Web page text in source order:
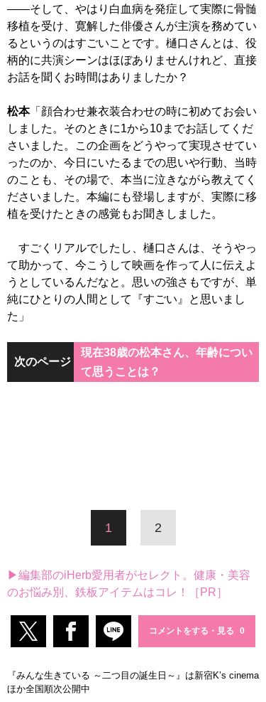
――そして、やはり白血病を発症して実際に骨髄
移植を受け、寛解した俳優さんが主演を務めてい
るというのはすごいことです。樋口さんとは、役
柄的に共演シーンはほぼありませんけれど、直接
お話を聞くお時間はありましたか？
松本「顔合わせ兼衣装合わせの時に初めてお会い
しました。そのときに1から10までお話してくだ
さいました。この企画をどうやって実現させてい
ったのか、今日にいたるまでの思いや行動、当時
のことも、その場で、本当に泣きながら教えてく
ださいました。本編にも登場しますが、実際に移
植を受けたときの感覚もお聞きしました。
すごくリアルでしたし、樋口さんは、そうやっ
て助かって、今こうして映画を作って人に伝えよ
うとしているんだなと。思いの強さもですが、単
純にひとりの人間として『すごい』と思いまし
た」
次のページ
現在38歳の松本さん、年齢につい
て思うことは？
1 2
▶編集部のiHerb愛用者がセレクト。健康・美容
のお悩み別、鉄板アイテムはコレ！［PR］
コメントをする・見る
『みんな生きている ～二つ目の誕生日～』は新宿K’s cinema
ほか全国順次公開中